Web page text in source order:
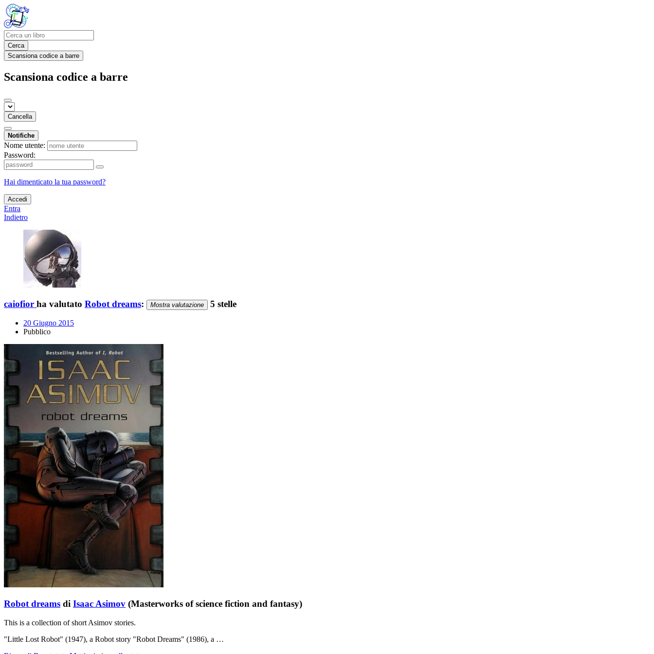
Cerca
Scansiona codice a barre
Scansiona codice a barre
Cancella
Notifiche
Nome utente:
Password:
Hai dimenticato la tua password?
Accedi
Entra
Indietro
caiofior ha valutato Robot dreams: Mostra valutazione 5 stelle
20 Giugno 2015
Pubblico
Robot dreams di Isaac Asimov (Masterworks of science fiction and fantasy)
This is a collection of short Asimov stories.
"Little Lost Robot" (1947), a Robot story "Robot Dreams" (1986), a …